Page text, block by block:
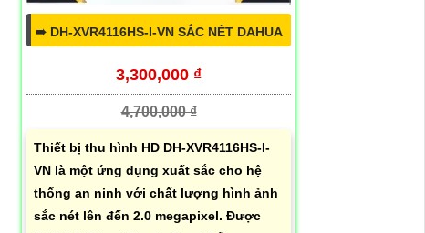
➠ DH-XVR4116HS-I-VN SẮC NÉT DAHUA
3,300,000 ₫
4,700,000 ₫
Thiết bị thu hình HD DH-XVR4116HS-I-
VN là một ứng dụng xuất sắc cho hệ
thống an ninh với chất lượng hình ảnh
sắc nét lên đến 2.0 megapixel. Được